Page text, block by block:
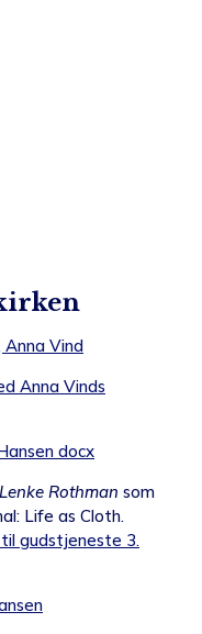
Vind
Anna Vinds
docx
Lenke Rothman som
Life as Cloth.
til gudstjeneste 3.